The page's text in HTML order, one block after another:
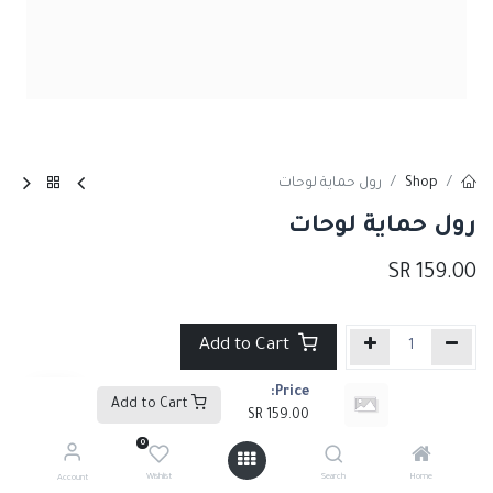
Price:
159.00
Home
Search
0
Wishlist
Account
Shop رول حماية لوحات
رول حماية لوحات
159.00
Add to Cart
إضافة إلى قائمة الأمنيات